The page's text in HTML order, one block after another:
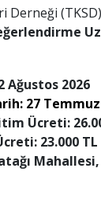
Derneği
Ağustos 2026
27
Ücreti:
23.000 TL